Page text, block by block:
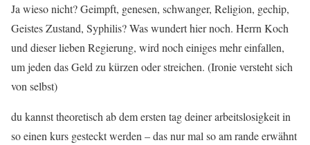
Ja wieso nicht? Geimpft, genesen, schwanger, Religion, gechip,
Geistes Zustand, Syphilis? Was wundert hier noch. Herrn Koch
und dieser lieben Regierung, wird noch einiges mehr einfallen,
um jeden das Geld zu kürzen oder streichen. (Ironie versteht sich
von selbst)
du kannst theoretisch ab dem ersten tag deiner arbeitslosigkeit in
so einen kurs gesteckt werden – das nur mal so am rande erwähnt